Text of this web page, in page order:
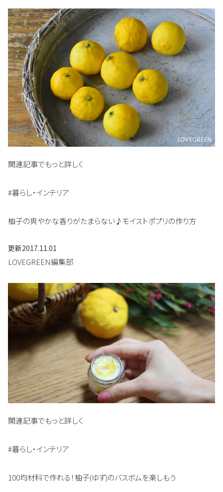
関連記事でもっと詳しく
#暮らし・インテリア
柚子の爽やかな香りがたまらない♪モイストポプリの作り方
更新2017.11.01
LOVEGREEN編集部
関連記事でもっと詳しく
#暮らし・インテリア
100均材料で作れる！柚子(ゆず)のバスボムを楽しもう